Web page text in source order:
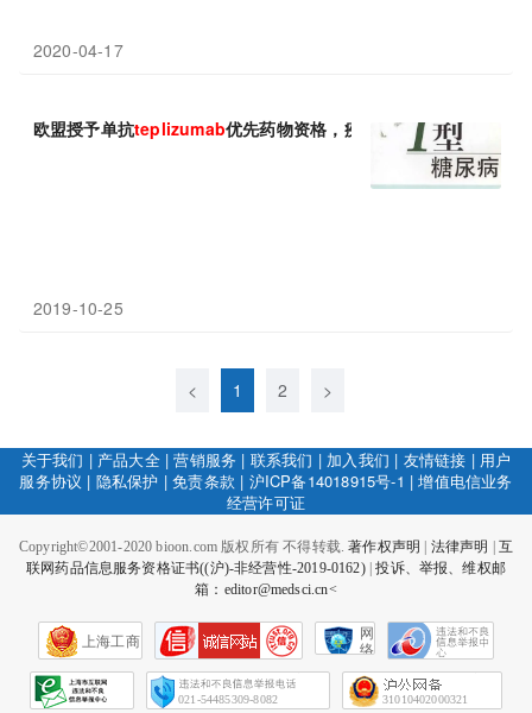
2020-04-17
欧盟授予单抗teplizumab优先药物资格，疾病风险降低50%，发
2019-10-25
< 1 2 >
关于我们 | 产品大全|营销服务 | 联系我们 | 加入我们 | 友情链接 | 用户
服务协议 | 隐私保护 |免责条款 | 沪ICP备14018915号-1 |增值电信业务
经营许可证
Copyright©2001-2020 bioon.com 版权所有 不得转载.著作权声明 法律声明
互
联网药品信息服务资格证书((沪)-非经营性-2019-0162)|投诉、举报、维权邮
箱：editor@medsci.cn<
上海工商
网
络
会
征
021-54485309-8082 31010402000321